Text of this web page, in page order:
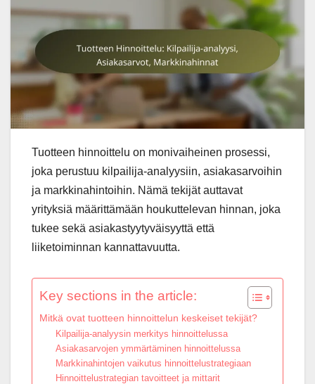
Tuotteen hinnoittelu on monivaiheinen prosessi,
joka perustuu kilpailija-analyysiin, asiakasarvoihin
ja markkinahintoihin. Nämä tekijät auttavat
yrityksiä määrittämään houkuttelevan hinnan, joka
tukee sekä asiakastyytyväisyyttä että
liiketoiminnan kannattavuutta.
Key sections in the article:
Mitkä ovat tuotteen hinnoittelun keskeiset tekijät?
Kilpailija-analyysin merkitys hinnoittelussa
Asiakasarvojen ymmärtäminen hinnoittelussa
Markkinahintojen vaikutus hinnoittelustrategiaan
Hinnoittelustrategian tavoitteet ja mittarit